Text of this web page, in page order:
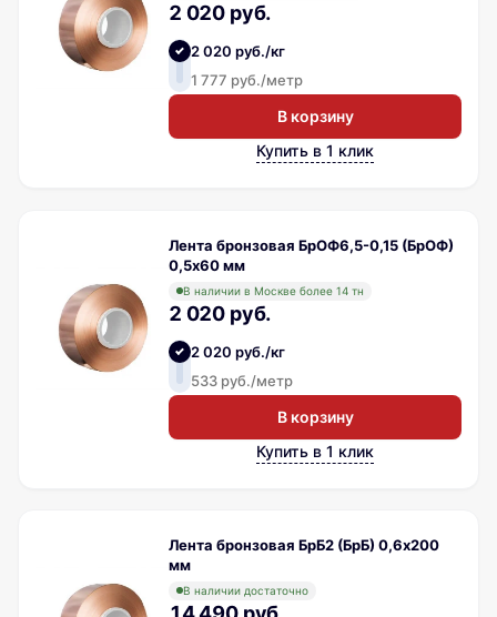
2 020 руб.
2 020 руб./кг
1 777 руб./метр
В корзину
Купить в 1 клик
Лента бронзовая БрОФ6,5-0,15 (БрОФ)
0,5х60 мм
В наличии в Москве более 14 тн
2 020 руб.
2 020 руб./кг
533 руб./метр
В корзину
Купить в 1 клик
Лента бронзовая БрБ2 (БрБ) 0,6х200
мм
В наличии достаточно